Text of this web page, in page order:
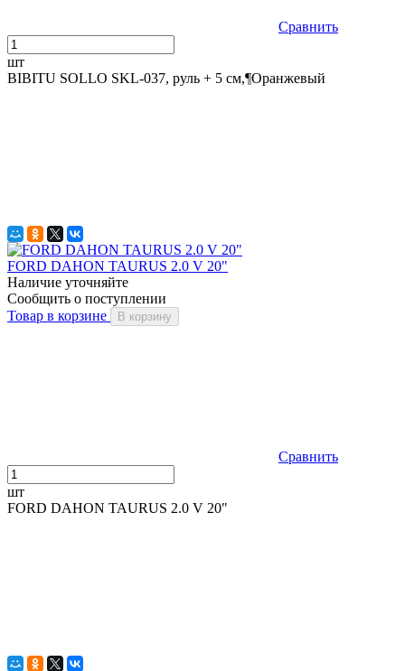
Сравнить
шт
BIBITU SOLLO SKL-037, руль + 5 см,¶Оранжевый
FORD DAHON TAURUS 2.0 V 20"
Наличие уточняйте
Сообщить о поступлении
Товар в корзине
В корзину
Сравнить
шт
FORD DAHON TAURUS 2.0 V 20"